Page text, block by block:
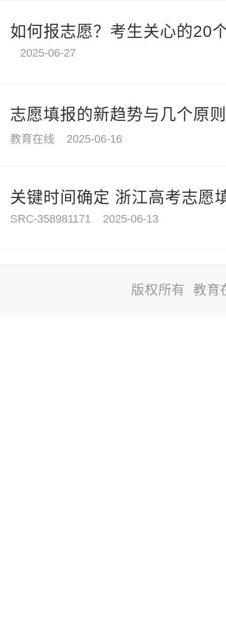
如何报志愿？考生关心的20
2025-06-27
志愿填报的新趋势与几个原
教育在线 2025-06-16
关键时间确定 浙江高考志愿
SRC-358981171 2025-06-13
版权所有 教育